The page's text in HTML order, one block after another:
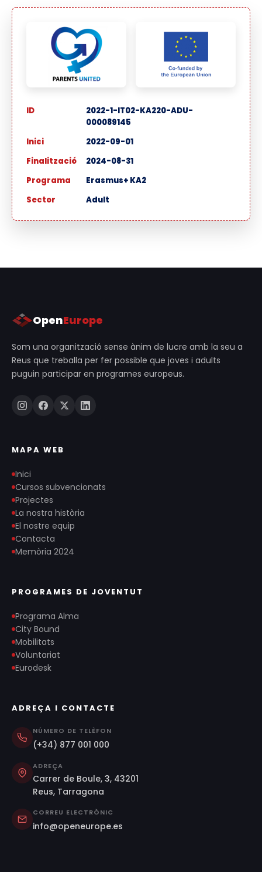
ID
2022-1-IT02-KA220-ADU-
000089145
Inici
2022-09-01
Finalització
2024-08-31
Programa
Erasmus+ KA2
Sector
Adult
OpenEurope
Som una organització sense ànim de lucre amb la seu a
Reus que treballa per fer possible que joves i adults
puguin participar en programes europeus.
MAPA WEB
Inici
Cursos subvencionats
Projectes
La nostra història
El nostre equip
Contacta
Memòria 2024
PROGRAMES DE JOVENTUT
Programa Alma
City Bound
Mobilitats
Voluntariat
Eurodesk
ADREÇA I CONTACTE
NÚMERO DE TELÈFON
(+34) 877 001 000
ADREÇA
Carrer de Boule, 3, 43201
Reus, Tarragona
CORREU ELECTRÒNIC
info@openeurope.es